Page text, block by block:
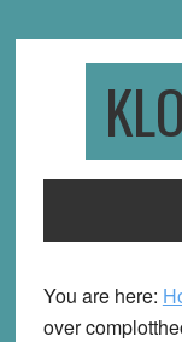
You are here:
over